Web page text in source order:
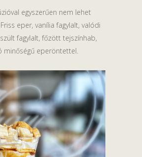
egyszerűen nem lehet
eper, vanília fagylalt, valódi
fagylalt, főzött tejszínhab,
minőségű eperöntettel.